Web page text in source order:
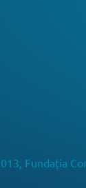
Fundația